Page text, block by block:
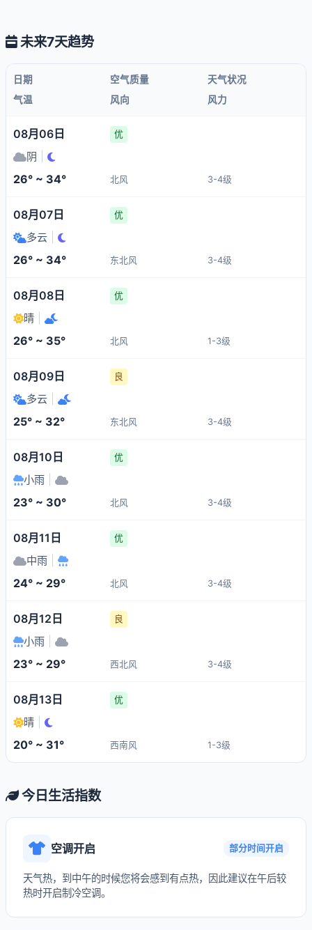
未来7天趋势
日期 空气质量
天气状况
气温
风向 风力
08月06日 优
阴
26° ~ 34° 北风 3-4级
08月07日 优
多云
26° ~ 34° 东北风 3-4级
08月08日 优
晴
26° ~ 35° 北风 1-3级
08月09日 良
多云
25° ~ 32° 东北风 3-4级
08月10日 优
小雨
23° ~ 30° 北风 3-4级
08月11日 优
中雨
24° ~ 29° 北风 3-4级
08月12日 良
小雨
23° ~ 29° 西北风 3-4级
08月13日 优
晴
20° ~ 31° 西南风 1-3级
今日生活指数
空调开启 部分时间开启
天气热，到中午的时候您将会感到有点热，因此建议在午后较
热时开启制冷空调。